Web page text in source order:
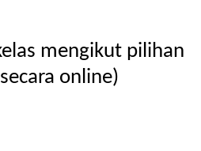
mengikut pilihan
online)